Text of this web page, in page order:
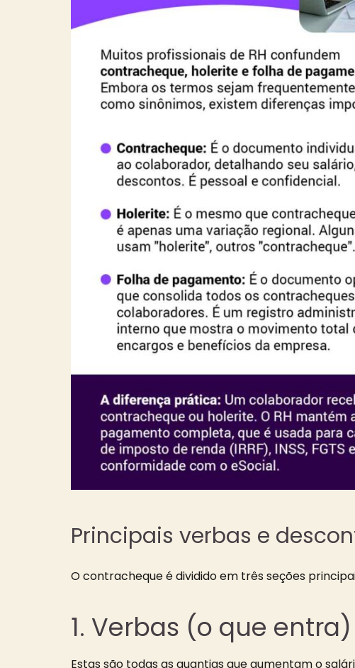
Principais verbas e
O contracheque é dividido em três seções
1. Verbas (o que entra)
Estas são todas as quantias que aumentam o